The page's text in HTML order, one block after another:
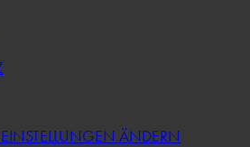
EINSTELLUNGEN ÄNDERN